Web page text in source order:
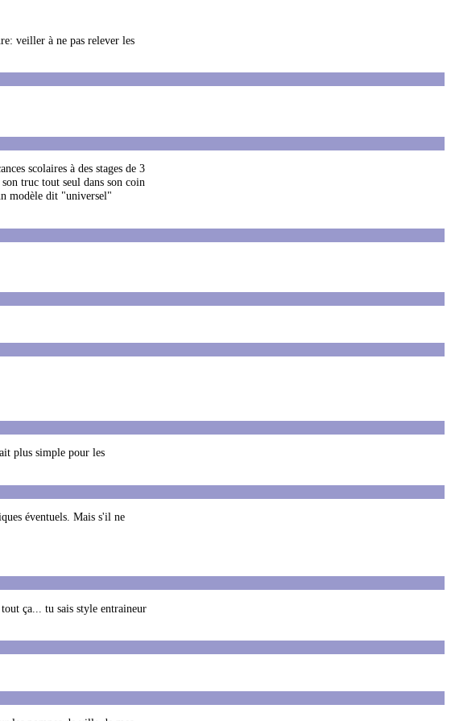
veiller à ne pas relever les
scolaires à des stages de 3
truc tout seul dans son coin
modèle dit "universel"
plus simple pour les
éventuels. Mais s'il ne
ça... tu sais style entraineur